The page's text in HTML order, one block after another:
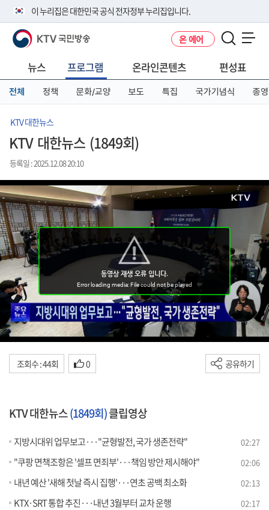
이 누리집은 대한민국 공식 전자정부 누리집입니다.
공식 누리집 주소 확인하기
니다.
이밖에 or.kr 또는 .kr등 다른 도메인 주소를 사용하고 있다면 아래 URL에
서 도메인 주소를 확인해 보세요
KTV 국민방송 온 에어
뉴스 프로그램 온라인콘텐츠 편성표
전체 정책 문화/교양 보도 특집 국가기념식 종영
KTV 대한뉴스
KTV 대한뉴스 (1849회)
등록일 : 2025.12.08 20:10
조회수 : 44회 0 공유하기
KTV 대한뉴스(1849회)클립영상
지방시대위 업무보고···"균형발전, 국가 생존전략" 02:27
"쿠팡 면책조항은 '셀프 면죄부'···책임 방안 제시해야" 02:06
내년 예산 '새해 첫날 즉시 집행'···연초 공백 최소화 02:13
KTX·SRT 통합 추진···내년 3월부터 교차 운행 02:17